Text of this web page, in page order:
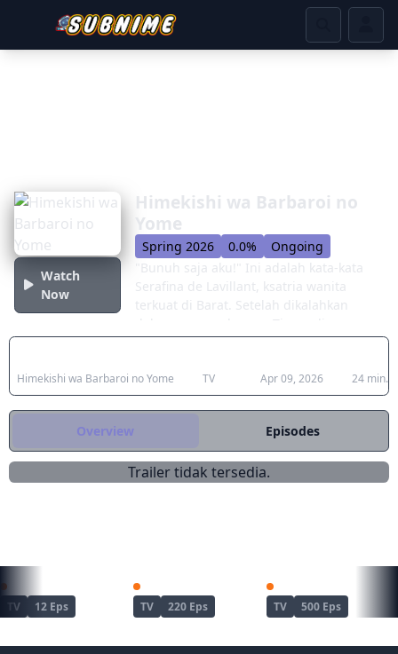
Watch
Now
Himekishi wa Barbaroi no
Yome
Spring 2026 0.0%
Ongoing
"Bunuh saja aku!" Ini adalah kata-kata
Serafina de Lavillant, ksatria wanita
terkuat di Barat. Setelah dikalahkan
dalam perang dengan Timur, dia
menjadi tawanan kaum barbar! Apa
adalah kehidupan balas dendam,
penyiksaan, dan penghinaan... atau
padanya adalah pernikahan dengan raja
barbar?! Kisah menarik tentang
pernikahan di dunia lain akan segera
Himekishi wa Barbaroi no Yome TV Apr 09, 2026 24 min.
Overview Episodes
Trailer tidak tersedia.
TV 12 Eps TV 220 Eps TV 500 Eps